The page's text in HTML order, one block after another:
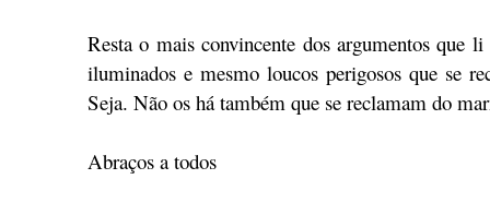
Resta o mais convincente dos argumentos que
iluminados e mesmo loucos perigosos que se
Seja. Não os há também que se reclamam do
Abraços a todos